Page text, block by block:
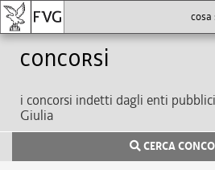
Concorsi
i concorsi indetti dagli enti
Giulia
CERCA